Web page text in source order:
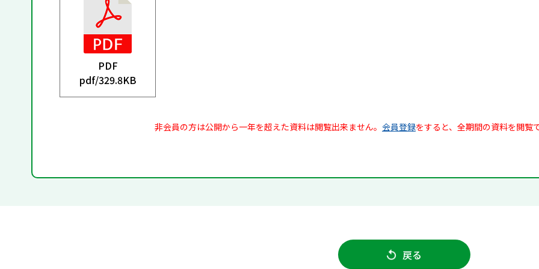
PDF
pdf/329.8KB
非会員の方は公開から一年を超えた資料は閲覧出来ません。 会員登録をすると、全期間の資料を閲覧
戻る